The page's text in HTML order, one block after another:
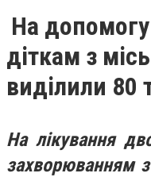
На
діткам з
виділили 80
На лікування
захворюванням